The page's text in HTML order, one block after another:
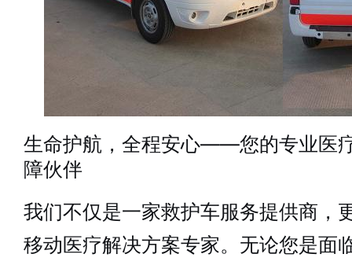
生命护航，全程安心——您的专业医
障伙伴
我们不仅是一家救护车服务提供商，
移动医疗解决方案专家。无论您是面